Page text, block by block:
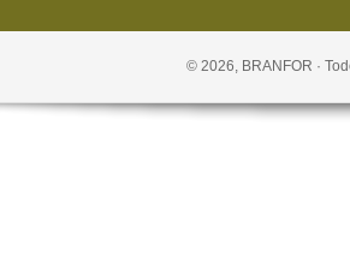
© 2026, BRANFOR ·